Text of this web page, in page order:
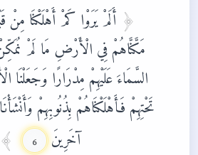
أَلَمْ يَرَوْا كَمْ أَهْلَكْنَا
مَكَّنَّاهُمْ فِي الْأَرْضِ مَا لَمْ
السَّمَاءَ عَلَيْهِمْ مِدْرَارًا وَجَعَلْنَا
تَحْتِهِمْ فَأَهْلَكْنَاهُمْ بِذُنُوبِهِمْ
آخَرِينَ 6